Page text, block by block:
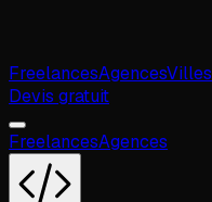
FreelancesAgencesVilles
Devis gratuit
FreelancesAgences